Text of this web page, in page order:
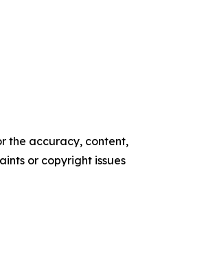
the accuracy, content,
or copyright issues